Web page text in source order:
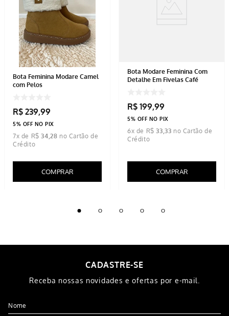
Bota Feminina Modare Camel
com Pelos
R$ 239,99
5% OFF NO PIX
7x de R$ 34,28
COMPRAR
Bota Modare Feminina Com
Detalhe Em Fivelas Café
R$ 199,99
5% OFF NO PIX
6x de R$ 33,33
COMPRAR
CADASTRE-SE
Receba nossas novidades e ofertas por e-mail.